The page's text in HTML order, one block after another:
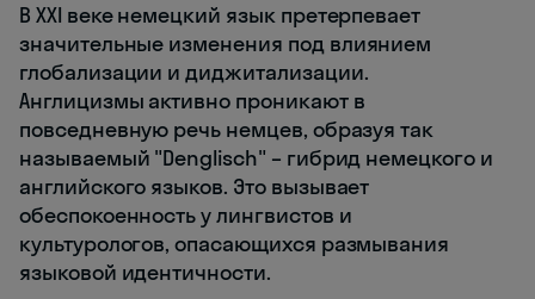
В XXI веке немецкий язык претерпевает
значительные изменения под влиянием
глобализации и диджитализации.
Англицизмы активно проникают в
повседневную речь немцев, образуя так
называемый "Denglisch" – гибрид немецкого и
английского языков. Это вызывает
обеспокоенность у лингвистов и
культурологов, опасающихся размывания
языковой идентичности.